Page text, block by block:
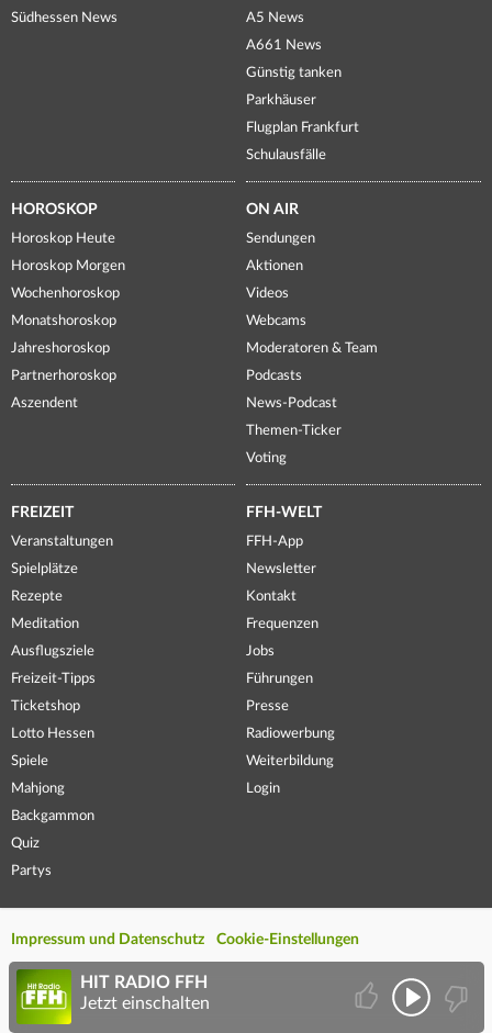
Südhessen News
A5 News
A661 News
Günstig tanken
Parkhäuser
Flugplan Frankfurt
Schulausfälle
HOROSKOP
Horoskop Heute
Horoskop Morgen
Wochenhoroskop
Monatshoroskop
Jahreshoroskop
Partnerhoroskop
Aszendent
ON AIR
Sendungen
Aktionen
Videos
Webcams
Moderatoren & Team
Podcasts
News-Podcast
Themen-Ticker
Voting
FREIZEIT
Veranstaltungen
Spielplätze
Rezepte
Meditation
Ausflugsziele
Freizeit-Tipps
Ticketshop
Lotto Hessen
Spiele
Mahjong
Backgammon
Quiz
Partys
FFH-WELT
FFH-App
Newsletter
Kontakt
Frequenzen
Jobs
Führungen
Presse
Radiowerbung
Weiterbildung
Login
Impressum und Datenschutz Cookie-Einstellungen
HIT RADIO FFH
Jetzt einschalten